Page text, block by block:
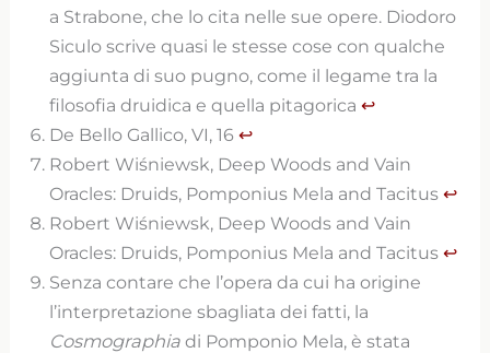
a Strabone, che lo cita nelle sue opere. Diodoro
Siculo scrive quasi le stesse cose con qualche
aggiunta di suo pugno, come il legame tra la
filosofia druidica e quella pitagorica↩︎
De Bello Gallico, VI, 16↩︎
Robert Wiśniewsk, Deep Woods and Vain
Oracles: Druids, Pomponius Mela and Tacitus↩︎
Robert Wiśniewsk, Deep Woods and Vain
Oracles: Druids, Pomponius Mela and Tacitus↩︎
Senza contare che l’opera da cui ha origine
l’interpretazione sbagliata dei fatti, la
Cosmographia di Pomponio Mela, è stata